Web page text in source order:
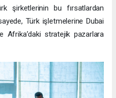
şirketlerinin bu fırsatlardan
Türk işletmelerine Dubai
Afrika’daki stratejik pazarlara